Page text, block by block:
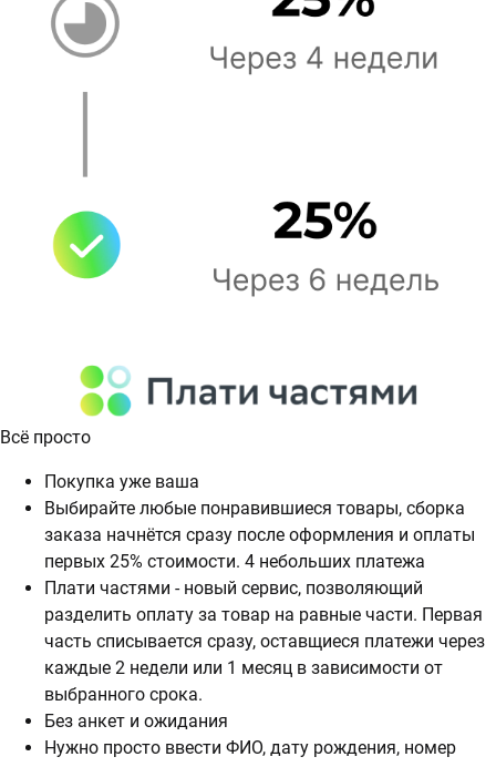
Всё просто
Покупка уже ваша
Выбирайте любые понравившиеся товары, сборка
заказа начнётся сразу после оформления и оплаты
первых 25% стоимости. 4 небольших платежа
Плати частями - новый сервис, позволяющий
разделить оплату за товар на равные части. Первая
часть списывается сразу, оставщиеся платежи через
каждые 2 недели или 1 месяц в зависимости от
выбранного срока.
Без анкет и ожидания
Нужно просто ввести ФИО, дату рождения, номер